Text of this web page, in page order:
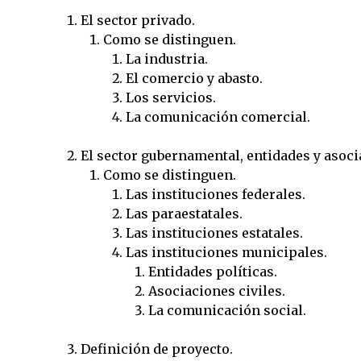
El sector privado.
Como se distinguen.
La industria.
El comercio y abasto.
Los servicios.
La comunicación comercial.
El sector gubernamental, entidades y
Como se distinguen.
Las instituciones federales.
Las paraestatales.
Las instituciones estatales.
Las instituciones municipales.
Entidades políticas.
Asociaciones civiles.
La comunicación social.
Definición de proyecto.